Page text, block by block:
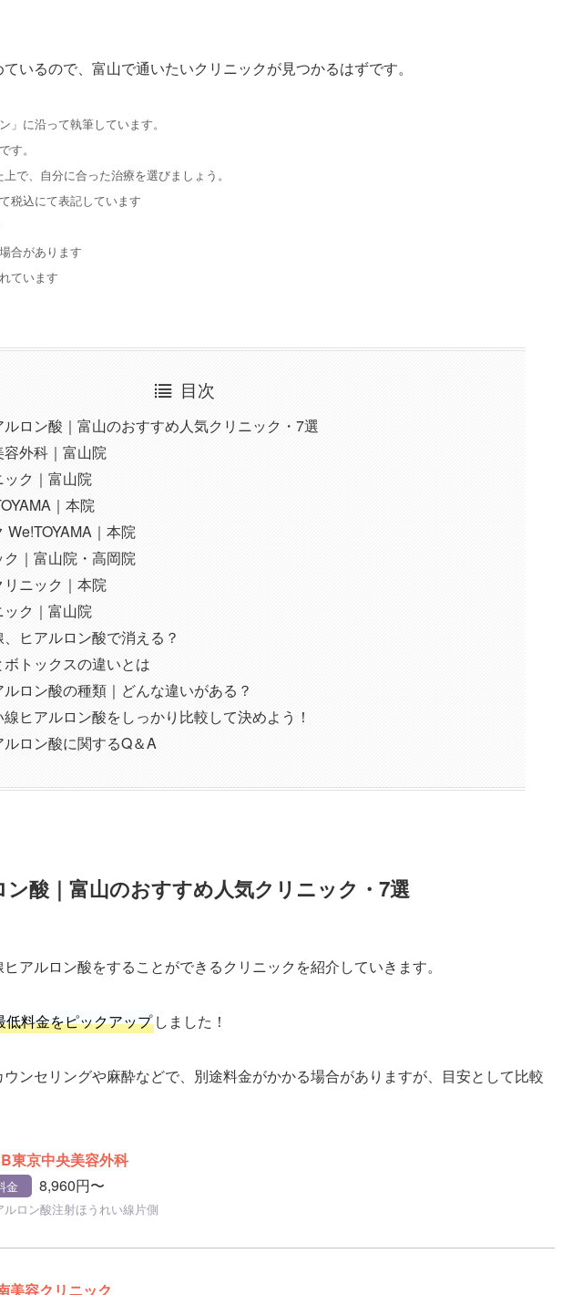
いるので、富山で通いたいクリニックが見つかるはずです。
に沿って執筆しています。
す。
で、自分に合った治療を選びましょう。
税込にて表記しています
合があります
ています
目次
ロン酸｜富山のおすすめ人気クリニック・7選
外科｜富山院
ク｜富山院
｜本院
We!TOYAMA｜本院
｜富山院・高岡院
ニック｜本院
ク｜富山院
ヒアルロン酸で消える？
トックスの違いとは
ロン酸の種類｜どんな違いがある？
ヒアルロン酸をしっかり比較して決めよう！
ロン酸に関するQ＆A
酸｜富山のおすすめ人気クリニック・7選
アルロン酸をすることができるクリニックを紹介していきます。
料金をピックアップ しました！
ンセリングや麻酔などで、別途料金がかかる場合がありますが、目安として比較
東京中央美容外科
金 8,960円〜
ルロン酸注射ほうれい線片側
美容クリニック